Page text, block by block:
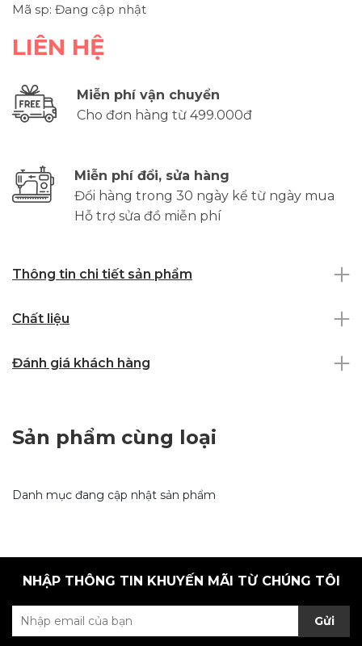
Mã sp: Đang cập nhật
LIÊN HỆ
Miễn phí vận chuyển
Cho đơn hàng từ 499.000đ
Miễn phí đổi, sửa hàng
Đổi hàng trong 30 ngày kể từ ngày mua
Hỗ trợ sửa đồ miễn phí
Thông tin chi tiết sản phẩm
Chất liệu
Đánh giá khách hàng
Sản phẩm cùng loại
Danh mục đang cập nhật sản phẩm
NHẬP THÔNG TIN KHUYẾN MÃI TỪ CHÚNG TÔI
Gửi